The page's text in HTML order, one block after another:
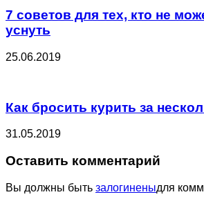
7 советов для тех, кто не
уснуть
25.06.2019
Как бросить курить за
31.05.2019
Оставить комментарий
Вы должны быть залогиненыдля